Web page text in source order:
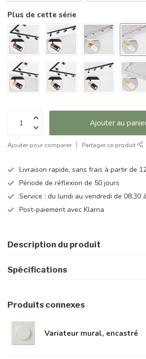
Plus de cette série
Ajouter au
Ajouter pour comparer Partager ce produit
Livraison rapide, sans frais à partir de
Période de réflexion de 50 jours
Service : du lundi au vendredi de 08.30
Post-paiement avec Klarna
Description du produit
Spécifications
Produits connexes
Variateur mural, encastré